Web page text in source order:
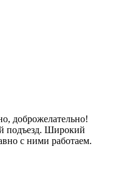
доброжелательно!
подъезд. Широкий
с ними работаем.